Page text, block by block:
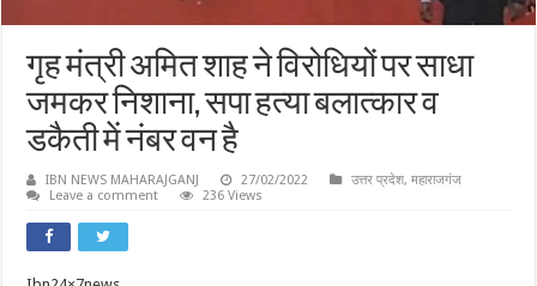
गृह मंत्री अमित शाह ने विरोधियों पर साधा
जमकर निशाना, सपा हत्या बलात्कार व
डकैती में नंबर वन है
IBN NEWS MAHARAJGANJ 27/02/2022 उत्तर प्रदेश,महाराजगंज
Leave a comment
236 Views